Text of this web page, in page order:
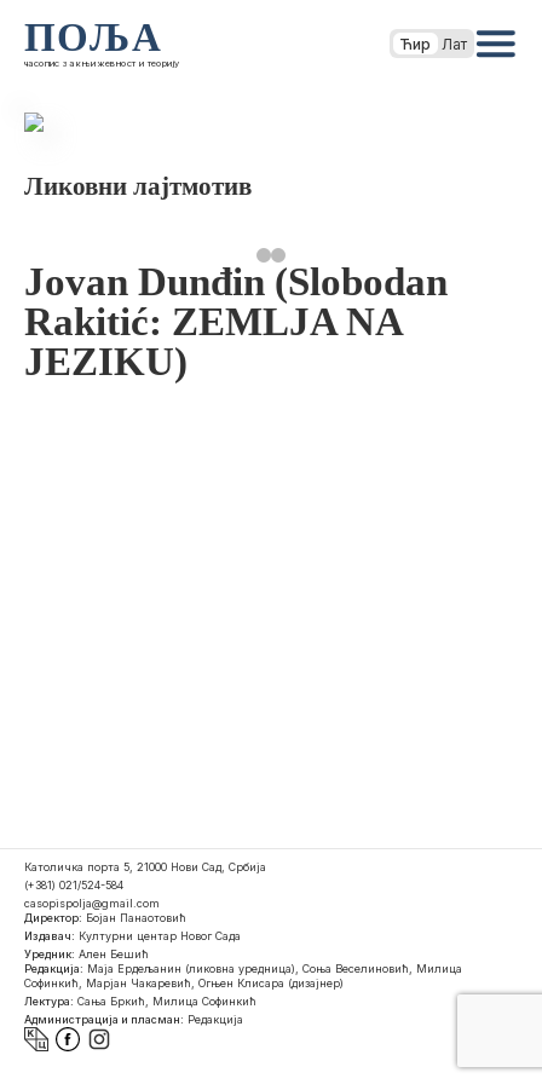
ПОЉА
часопис за књижевност и теорију
Ћир Лат
Ликовни лајтмотив
Jovan Dunđin (Slobodan
Rakitić: ZEMLJA NA
JEZIKU)
Католичка порта 5, 21000 Нови Сад, Србија
(+381) 021/524-584
casopispolja@gmail.com
Директор: Бојан Панаотовић
Издавач: Културни центар Новог Сада
Уредник: Ален Бешић
Редакција: Маја Ердељанин (ликовна уредница), Соња Веселиновић, Милица
Софинкић, Марјан Чакаревић, Огњен Клисара (дизајнер)
Лектура: Сања Бркић, Милица Софинкић
Администрација и пласман: Редакција